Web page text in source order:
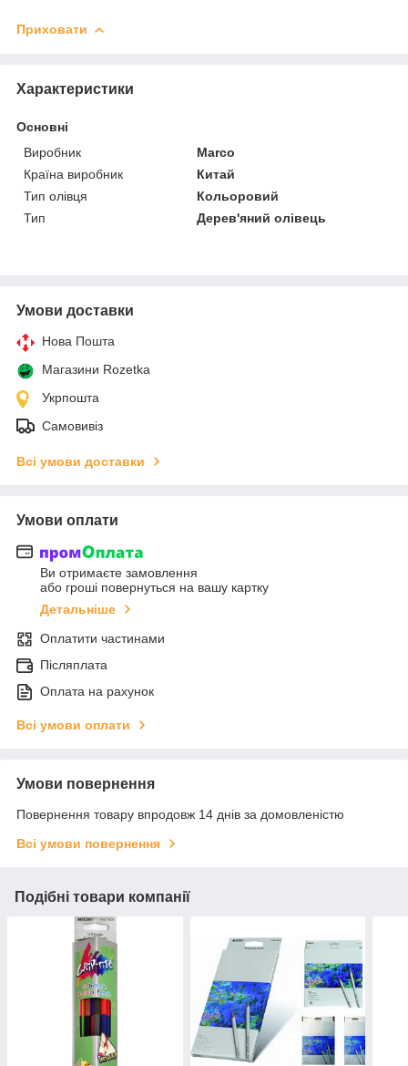
Приховати
Характеристики
Основні
Виробник
Marco
Країна виробник
Китай
Тип олівця
Кольоровий
Тип
Дерев'яний олівець
Умови доставки
Нова Пошта
Магазини Rozetka
Укрпошта
Самовивіз
Всі умови доставки
Умови оплати
Ви отримаєте замовлення
або гроші повернуться на вашу картку
Детальніше
Оплатити частинами
Післяплата
Оплата на рахунок
Всі умови оплати
Умови повернення
Повернення товару впродовж 14 днів за домовленістю
Всі умови повернення
Подібні товари компанії